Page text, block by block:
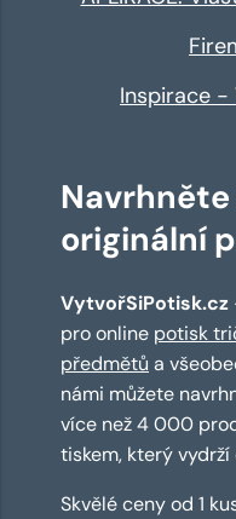
Inspirace -
Navrhněte
originální
VytvořSiPotisk.cz
pro online potisk
předmětů a
námi můžete
více než 4 000
tiskem, který
Skvělé ceny od 1